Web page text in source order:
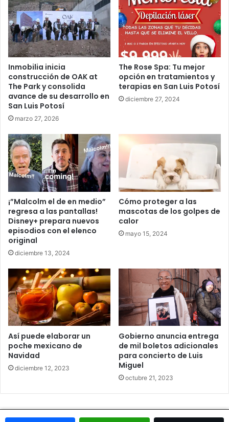
Inmobilia inicia
construcción de OAK at
The Park y consolida
avance de su desarrollo en
San Luis Potosí
marzo 27, 2026
The Rose Spa: Tu mejor
opción en tratamientos y
terapias en San Luis Potosí
diciembre 27, 2024
¡”Malcolm el de en medio”
regresa a las pantallas!
Disney+ prepara nuevos
episodios con el elenco
original
diciembre 13, 2024
Cómo proteger a las
mascotas de los golpes de
calor
mayo 15, 2024
Así puede elaborar un
poche mexicano de
Navidad
diciembre 12, 2023
Gobierno anuncia entrega
de mil boletos adicionales
para concierto de Luis
Miguel
octubre 21, 2023